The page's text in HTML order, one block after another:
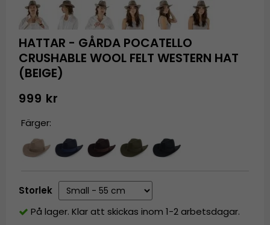
HATTAR - GÅRDA POCATELLO
CRUSHABLE WOOL FELT WESTERN HAT
(BEIGE)
999 kr
Färger:
Storlek
På lager. Klar att skickas inom 1-2 arbetsdagar.